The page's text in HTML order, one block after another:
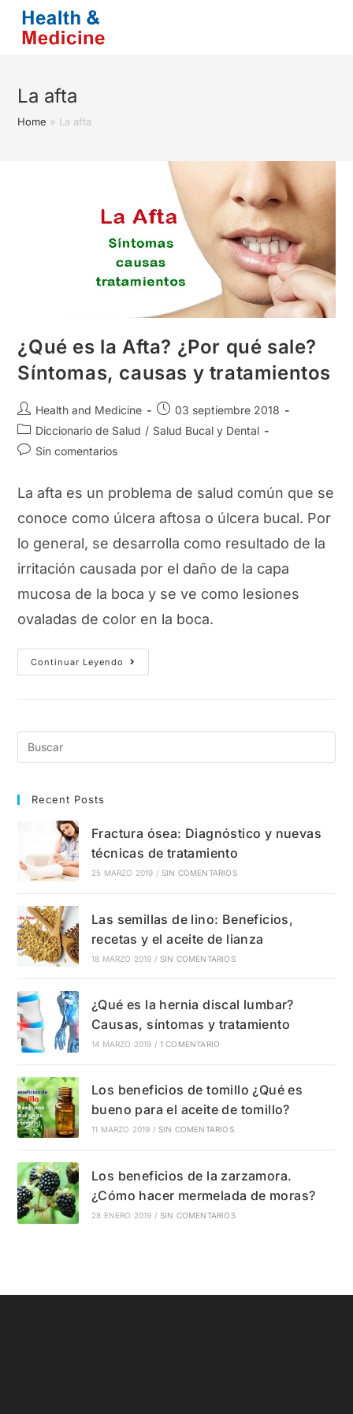
Saltar
contenido
La afta
Home » La afta
¿Qué es la Afta? ¿Por qué sale?
Síntomas, causas y tratamientos
Autor
de
la
entrada:
Health and Medicine
Publicación
de
03 septiembre 2018
Categoría
de
Diccionario de Salud / Salud Bucal y Dental
Comentarios
entrada:
Sin comentarios
La afta es un problema de salud común que se
conoce como úlcera aftosa o úlcera bucal. Por
lo general, se desarrolla como resultado de la
irritación causada por el daño de la capa
mucosa de la boca y se ve como lesiones
ovaladas de color en la boca.
Continuar Leyendo
¿Qué
Es
Y
Recent Posts
Fractura ósea: Diagnóstico y nuevas
técnicas de tratamiento
25 MARZO 2019 / SIN COMENTARIOS
Las semillas de lino: Beneficios,
recetas y el aceite de lianza
18 MARZO 2019 / SIN COMENTARIOS
¿Qué es la hernia discal lumbar?
Causas, síntomas y tratamiento
14 MARZO 2019 / 1 COMENTARIO
Los beneficios de tomillo ¿Qué es
bueno para el aceite de tomillo?
11 MARZO 2019 / SIN COMENTARIOS
Los beneficios de la zarzamora.
¿Cómo hacer mermelada de moras?
28 ENERO 2019 / SIN COMENTARIOS